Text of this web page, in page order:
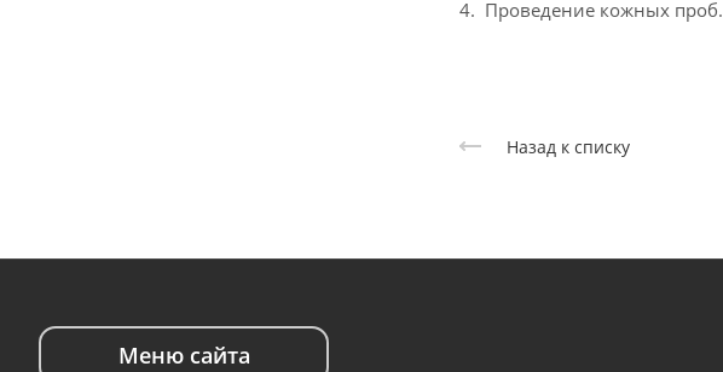
Проведение кожных проб.
Назад к списку
Меню сайта